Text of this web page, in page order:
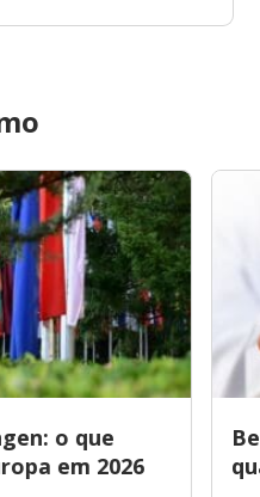
o que
em 2026